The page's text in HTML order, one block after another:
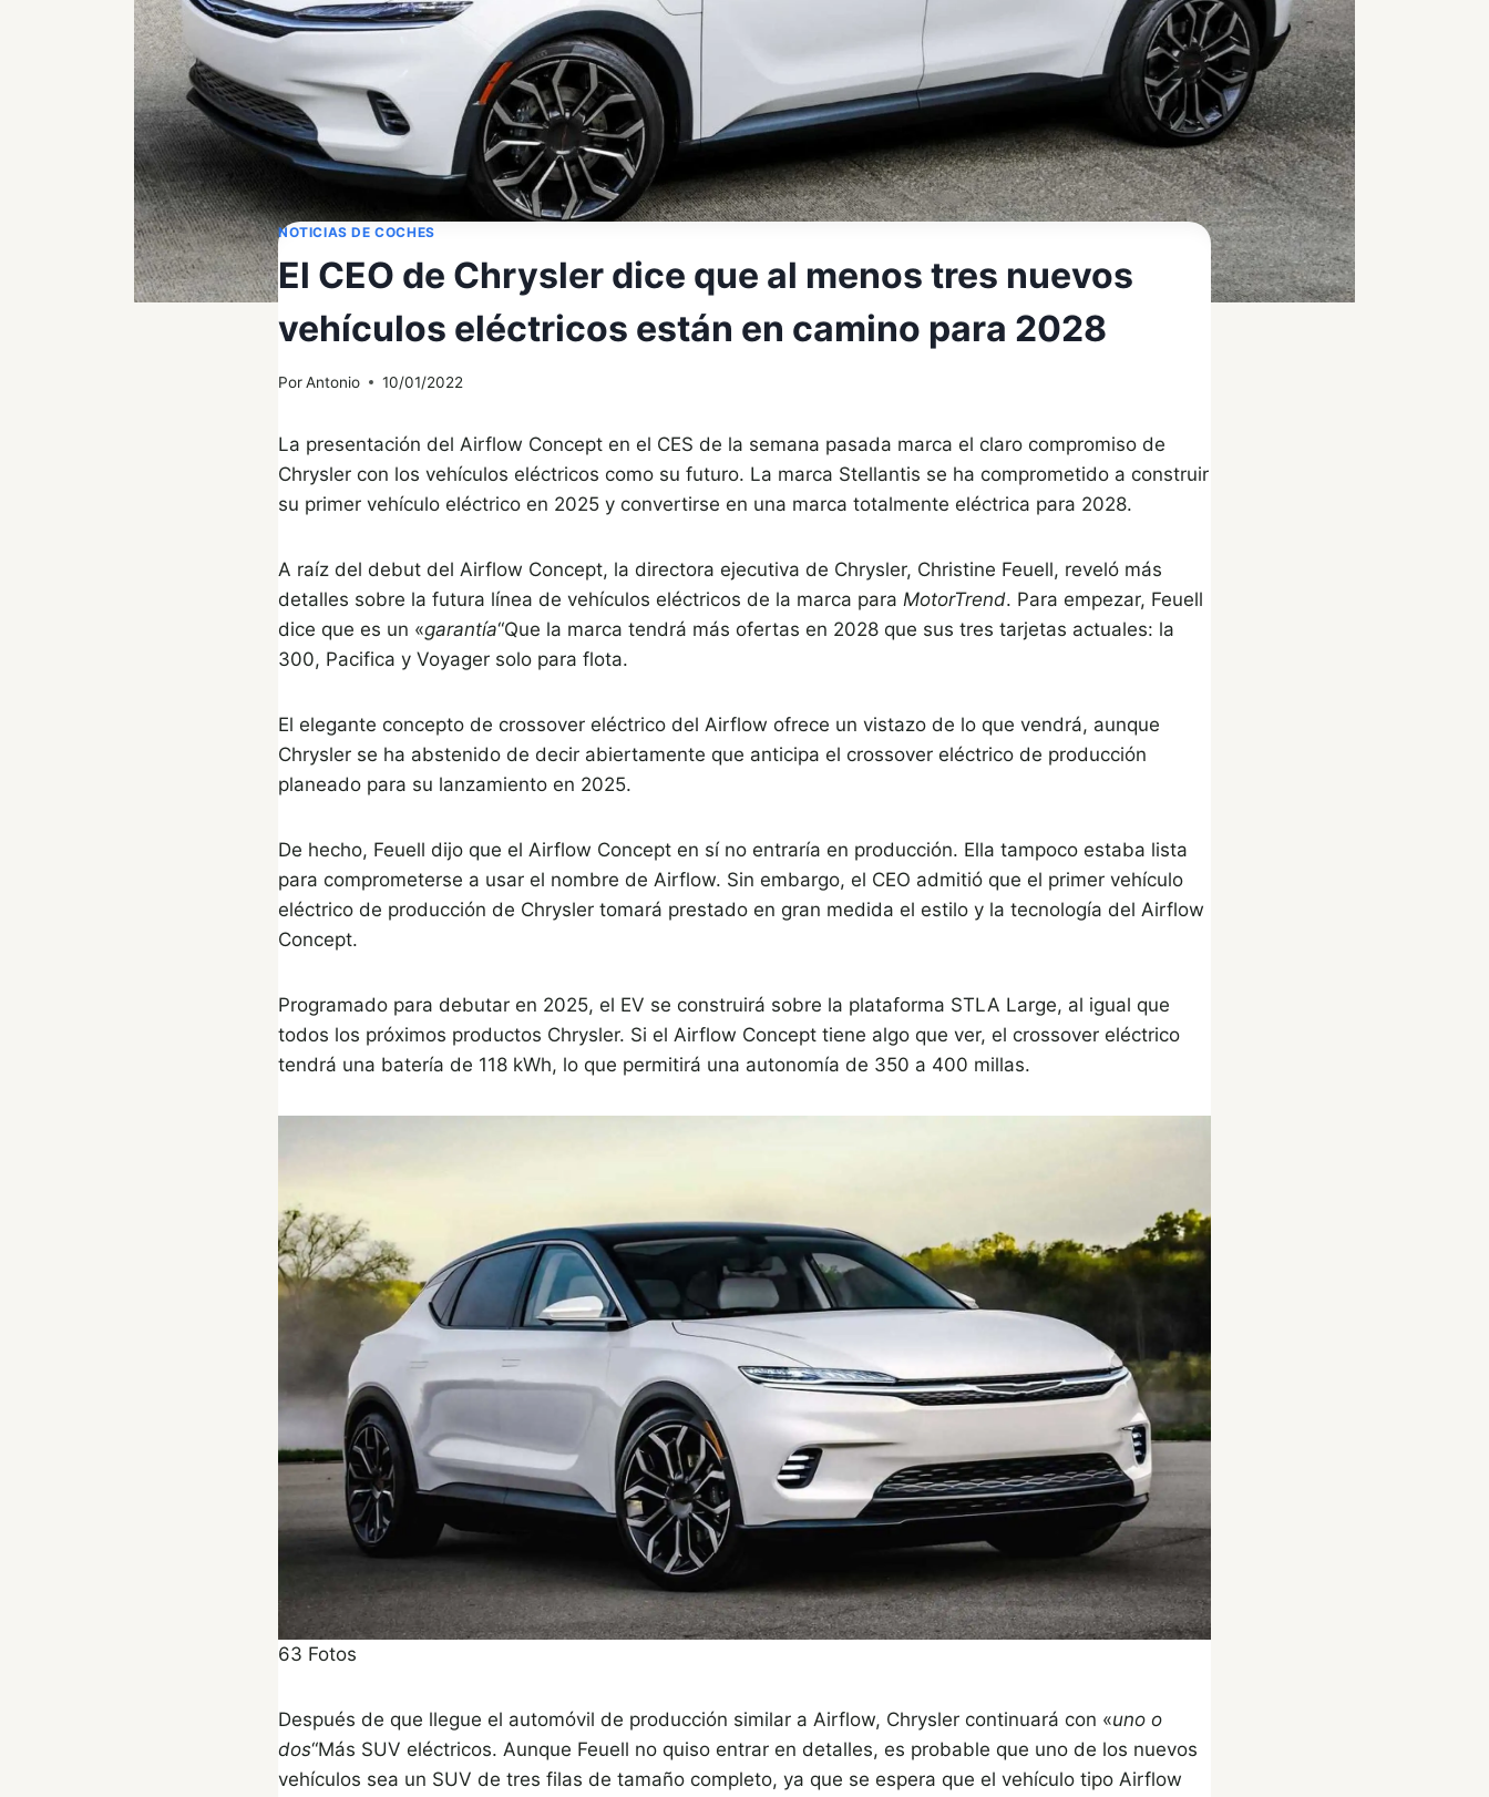
NOTICIAS DE COCHES
El CEO de Chrysler dice que al menos tres nuevos
vehículos eléctricos están en camino para 2028
PorAntonio 10/01/2022
La presentación del Airflow Concept en el CES de la semana pasada marca el claro compromiso de
Chrysler con los vehículos eléctricos como su futuro. La marca Stellantis se ha comprometido a construir
su primer vehículo eléctrico en 2025 y convertirse en una marca totalmente eléctrica para 2028.
A raíz del debut del Airflow Concept, la directora ejecutiva de Chrysler, Christine Feuell, reveló más
detalles sobre la futura línea de vehículos eléctricos de la marca para MotorTrend. Para empezar, Feuell
dice que es un «garantía“Que la marca tendrá más ofertas en 2028 que sus tres tarjetas actuales: la
300, Pacifica y Voyager solo para flota.
El elegante concepto de crossover eléctrico del Airflow ofrece un vistazo de lo que vendrá, aunque
Chrysler se ha abstenido de decir abiertamente que anticipa el crossover eléctrico de producción
planeado para su lanzamiento en 2025.
De hecho, Feuell dijo que el Airflow Concept en sí no entraría en producción. Ella tampoco estaba lista
para comprometerse a usar el nombre de Airflow. Sin embargo, el CEO admitió que el primer vehículo
eléctrico de producción de Chrysler tomará prestado en gran medida el estilo y la tecnología del Airflow
Concept.
Programado para debutar en 2025, el EV se construirá sobre la plataforma STLA Large, al igual que
todos los próximos productos Chrysler. Si el Airflow Concept tiene algo que ver, el crossover eléctrico
tendrá una batería de 118 kWh, lo que permitirá una autonomía de 350 a 400 millas.
63 Fotos
Después de que llegue el automóvil de producción similar a Airflow, Chrysler continuará con «uno o
dos“Más SUV eléctricos. Aunque Feuell no quiso entrar en detalles, es probable que uno de los nuevos
vehículos sea un SUV de tres filas de tamaño completo, ya que se espera que el vehículo tipo Airflow